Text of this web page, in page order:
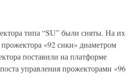
типа “SU” были сняты. На их
«92 сики» диаметром
поставили на платформе
управления прожекторами «96